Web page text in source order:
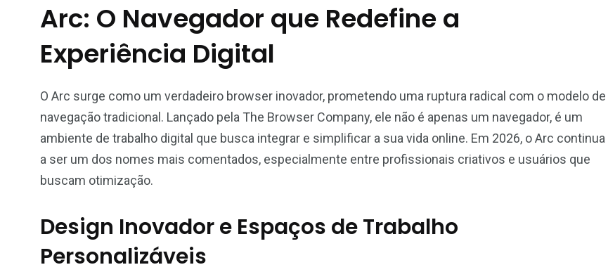
Arc: O Navegador que Redefine a
Experiência Digital
O Arc surge como um verdadeiro browser inovador, prometendo uma ruptura radical com o modelo de
navegação tradicional. Lançado pela The Browser Company, ele não é apenas um navegador, é um
ambiente de trabalho digital que busca integrar e simplificar a sua vida online. Em 2026, o Arc continua
a ser um dos nomes mais comentados, especialmente entre profissionais criativos e usuários que
buscam otimização.
Design Inovador e Espaços de Trabalho
Personalizáveis